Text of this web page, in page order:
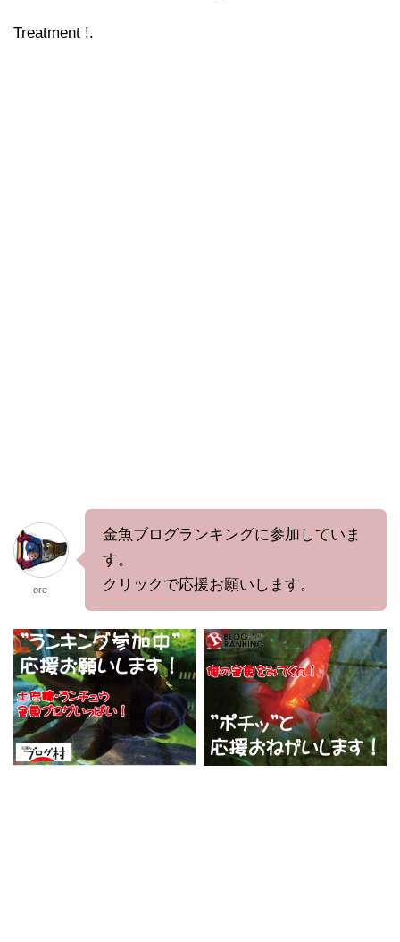
Treatment !.
ore
金魚ブログランキングに参加していま
す。
クリックで応援お願いします。